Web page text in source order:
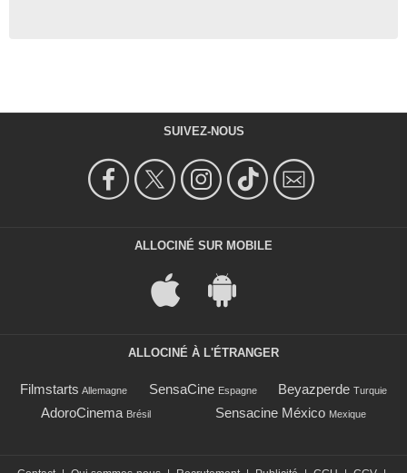
SUIVEZ-NOUS
ALLOCINÉ SUR MOBILE
ALLOCINÉ À L'ÉTRANGER
Filmstarts Allemagne SensaCine Espagne Beyazperde Turquie
AdoroCinema Brésil Sensacine México Mexique